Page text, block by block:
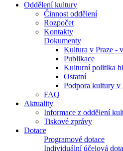
Oddělení kultury
Činnost oddělení
Rozpočet
Kontakty
Dokumenty
Kultura v Praze -
Publikace
Kulturní politika
Ostatní
Podpora kultury v
FAQ
Aktuality
Informace z oddělení
Tiskové zprávy
Dotace
Programové dotace
Individuální účelová